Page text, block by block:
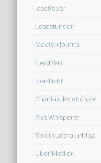
lesefieber
Lesestunden
Medien Journal
Nerd Wiki
Nerdlicht
Phantastik-Couch.de
Plot Whisperer
Soleils Literaturblog
Über Medien